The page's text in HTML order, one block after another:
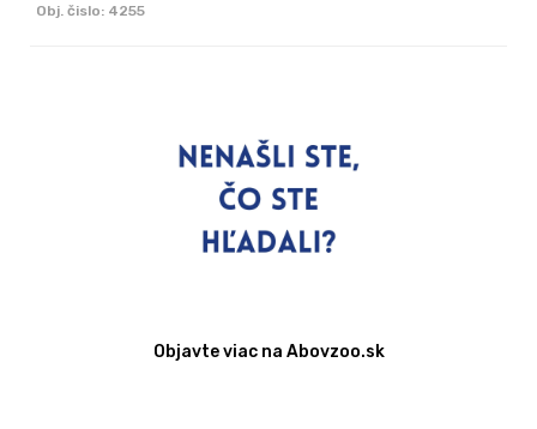
Obj. čislo: 4255
Objavte viac na Abovzoo.sk